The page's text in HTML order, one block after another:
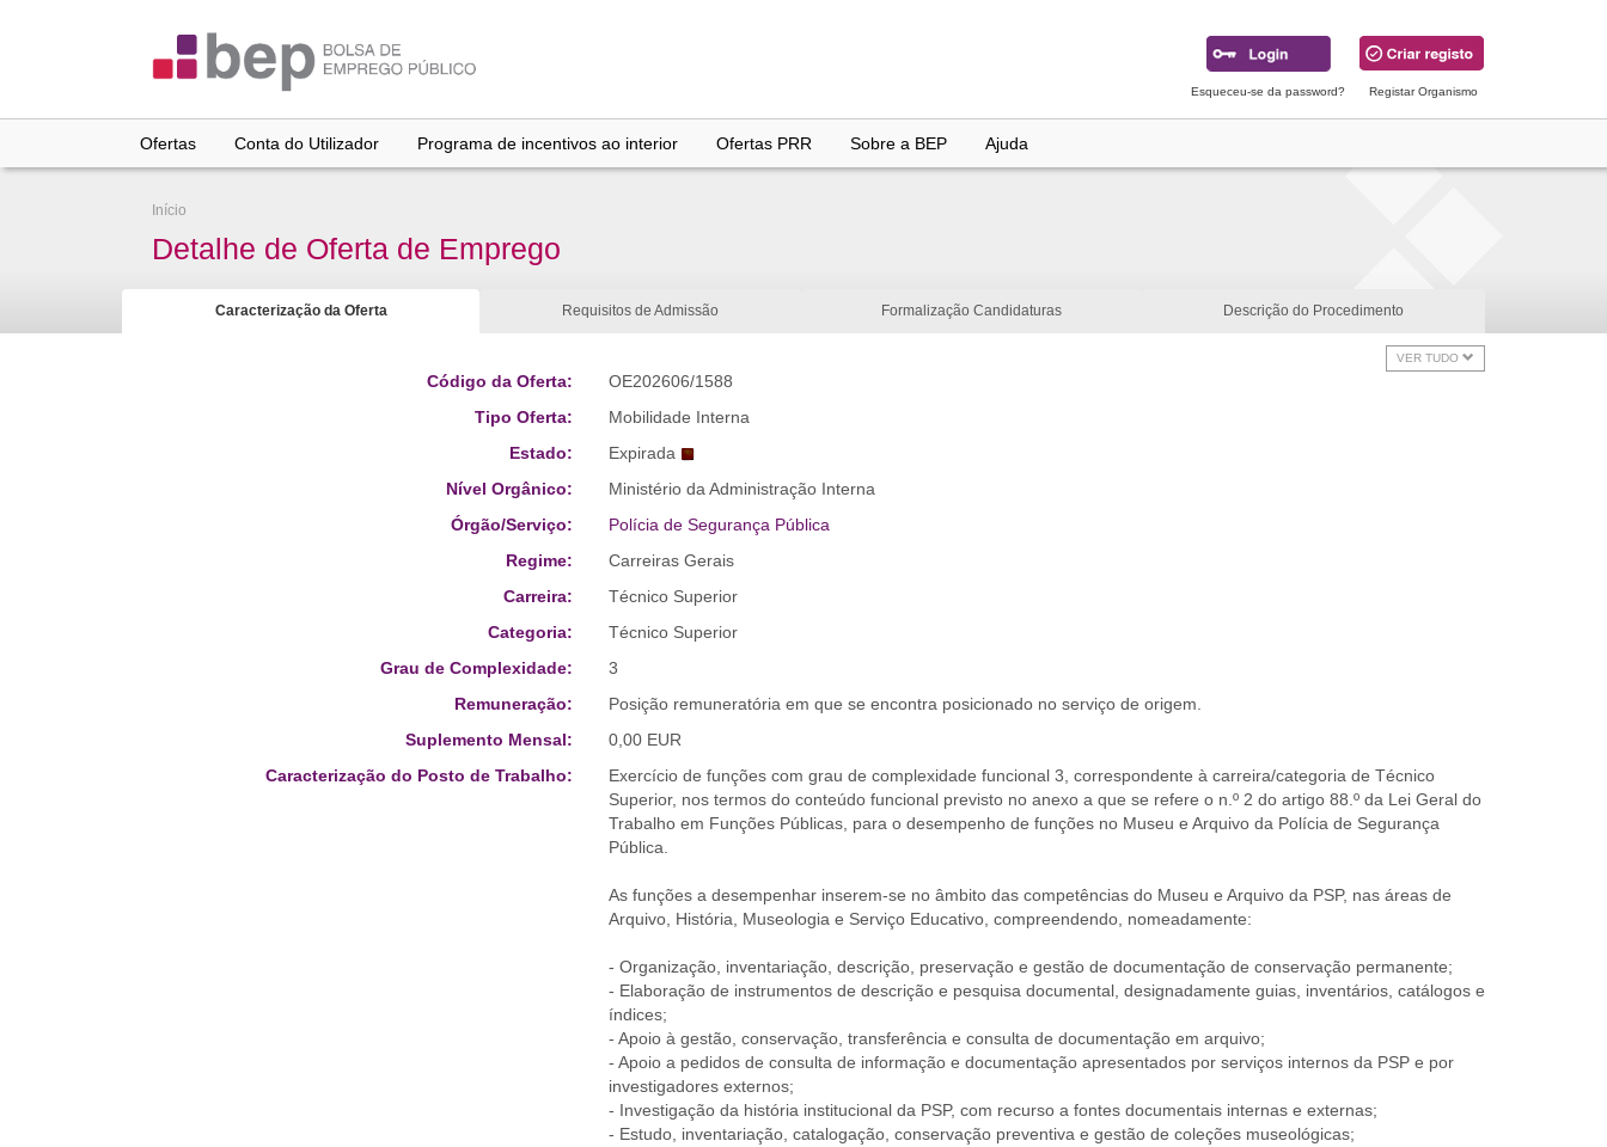
Esqueceu-se da password? Registar Organismo
Ofertas Conta do Utilizador Programa de incentivos ao interior Ofertas PRR Sobre a BEP Ajuda
Início
Detalhe de Oferta de Emprego
Caracterização da Oferta Requisitos de Admissão Formalização Candidaturas Descrição do Procedimento
VER TUDO
Código da Oferta:
OE202606/1588
Tipo Oferta:
Mobilidade Interna
Estado:
Expirada
Nível Orgânico:
Ministério da Administração Interna
Órgão/Serviço:
Polícia de Segurança Pública
Regime:
Carreiras Gerais
Carreira:
Técnico Superior
Categoria:
Técnico Superior
Grau de Complexidade:
3
Remuneração:
Posição remuneratória em que se encontra posicionado no serviço de origem.
Suplemento Mensal:
0,00 EUR
Caracterização do Posto de Trabalho:
Exercício de funções com grau de complexidade funcional 3, correspondente à carreira/categoria de Técnico
Superior, nos termos do conteúdo funcional previsto no anexo a que se refere o n.º 2 do artigo 88.º da Lei Geral do
Trabalho em Funções Públicas, para o desempenho de funções no Museu e Arquivo da Polícia de Segurança
Pública.
As funções a desempenhar inserem-se no âmbito das competências do Museu e Arquivo da PSP, nas áreas de
Arquivo, História, Museologia e Serviço Educativo, compreendendo, nomeadamente:
- Organização, inventariação, descrição, preservação e gestão de documentação de conservação permanente;
- Elaboração de instrumentos de descrição e pesquisa documental, designadamente guias, inventários, catálogos e
índices;
- Apoio à gestão, conservação, transferência e consulta de documentação em arquivo;
- Apoio a pedidos de consulta de informação e documentação apresentados por serviços internos da PSP e por
investigadores externos;
- Investigação da história institucional da PSP, com recurso a fontes documentais internas e externas;
- Estudo, inventariação, catalogação, conservação preventiva e gestão de coleções museológicas;